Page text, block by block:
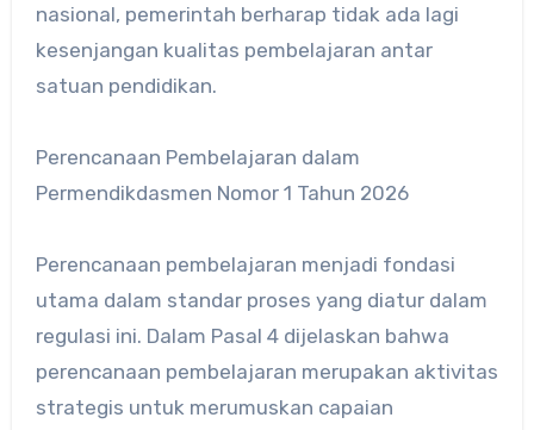
nasional, pemerintah berharap tidak ada lagi
kesenjangan kualitas pembelajaran antar
satuan pendidikan.
Perencanaan Pembelajaran dalam
Permendikdasmen Nomor 1 Tahun 2026
Perencanaan pembelajaran menjadi fondasi
utama dalam standar proses yang diatur dalam
regulasi ini. Dalam Pasal 4 dijelaskan bahwa
perencanaan pembelajaran merupakan aktivitas
strategis untuk merumuskan capaian